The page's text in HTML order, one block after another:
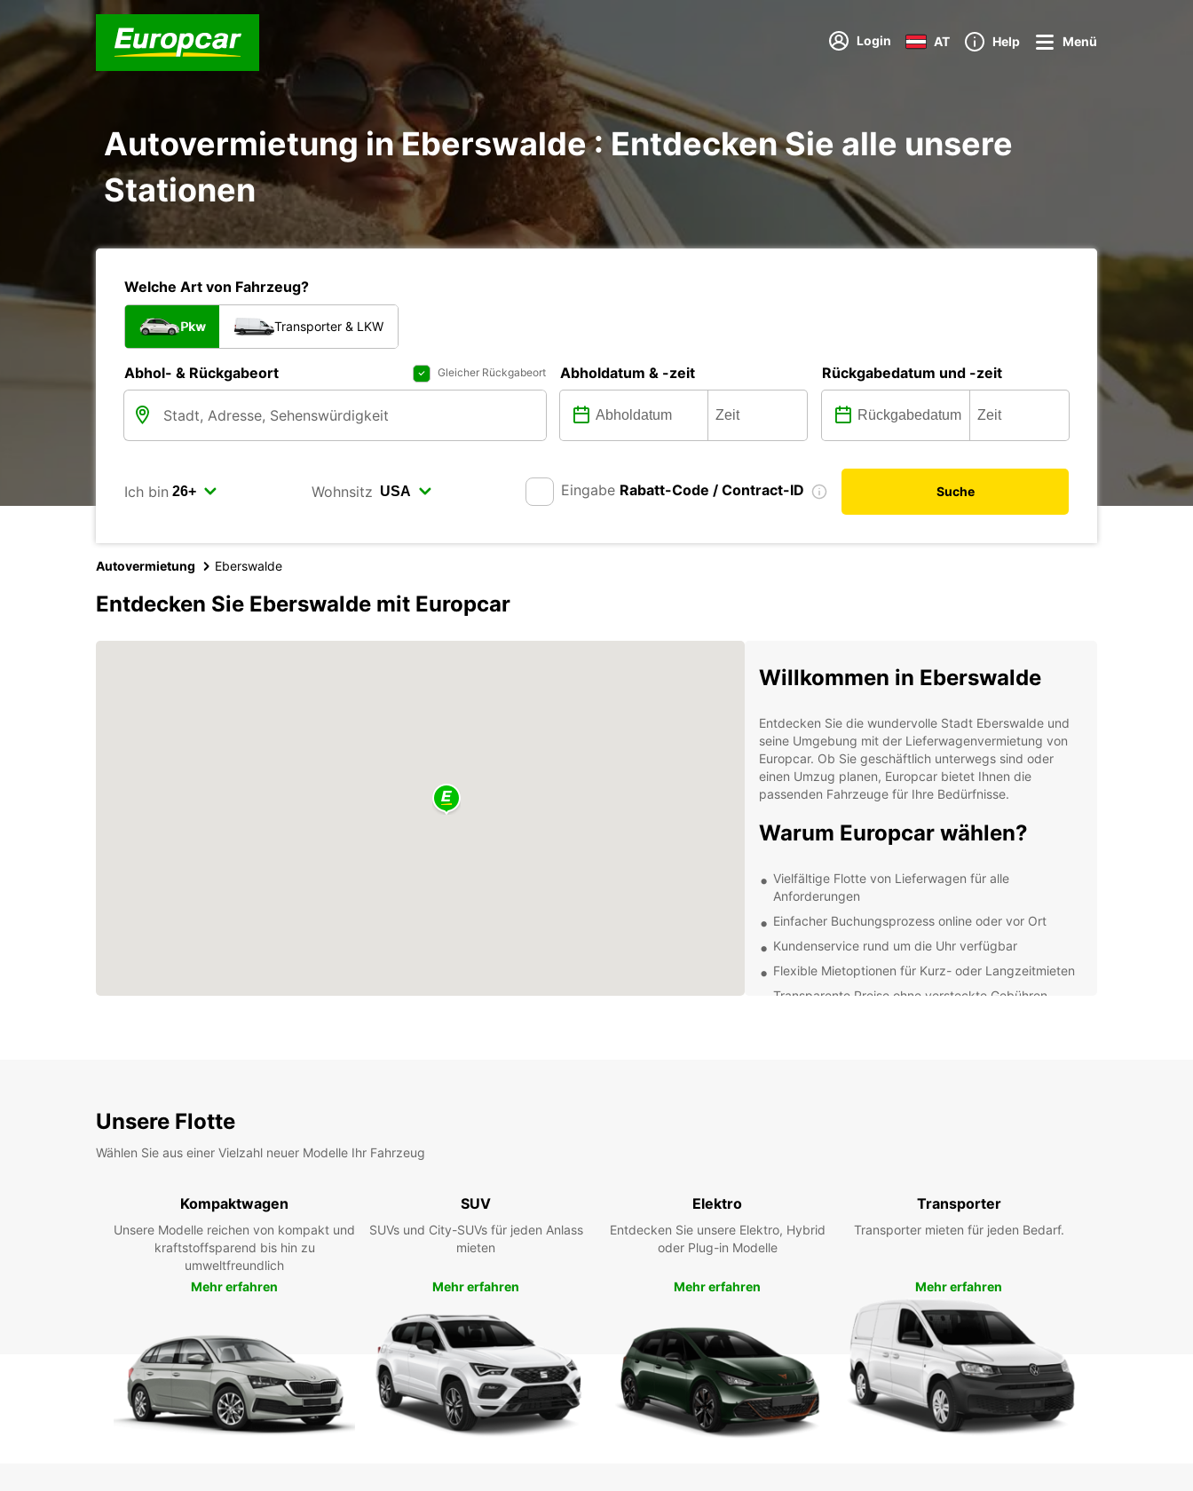
Login AT Help Menü
Autovermietung in Eberswalde : Entdecken Sie alle unsere
Stationen
Welche Art von Fahrzeug?
Pkw Transporter & LKW
Abhol- & Rückgabeort Gleicher Rückgabeort Abholdatum & -zeit Rückgabedatum und -zeit
Ich bin Wohnsitz Eingabe Rabatt-Code / Contract-ID Suche
Autovermietung Eberswalde
Entdecken Sie Eberswalde mit Europcar
Willkommen in Eberswalde
Entdecken Sie die wundervolle Stadt Eberswalde und
seine Umgebung mit der Lieferwagenvermietung von
Europcar. Ob Sie geschäftlich unterwegs sind oder
einen Umzug planen, Europcar bietet Ihnen die
passenden Fahrzeuge für Ihre Bedürfnisse.
Warum Europcar wählen?
Vielfältige Flotte von Lieferwagen für alle
Anforderungen
Einfacher Buchungsprozess online oder vor Ort
Kundenservice rund um die Uhr verfügbar
Flexible Mietoptionen für Kurz- oder Langzeitmieten
Transparente Preise ohne versteckte Gebühren
erkunden. Egal, ob Sie geschäftlich oder privat
unterwegs sind, Europcar hat das passende Fahrzeug
Unsere Flotte
Wählen Sie aus einer Vielzahl neuer Modelle Ihr Fahrzeug
Kompaktwagen
Unsere Modelle reichen von kompakt und
kraftstoffsparend bis hin zu
umweltfreundlich
Mehr erfahren
SUV
SUVs und City-SUVs für jeden Anlass
mieten
Mehr erfahren
Elektro
Entdecken Sie unsere Elektro, Hybrid
oder Plug-in Modelle
Mehr erfahren
Transporter
Transporter mieten für jeden Bedarf.
Mehr erfahren